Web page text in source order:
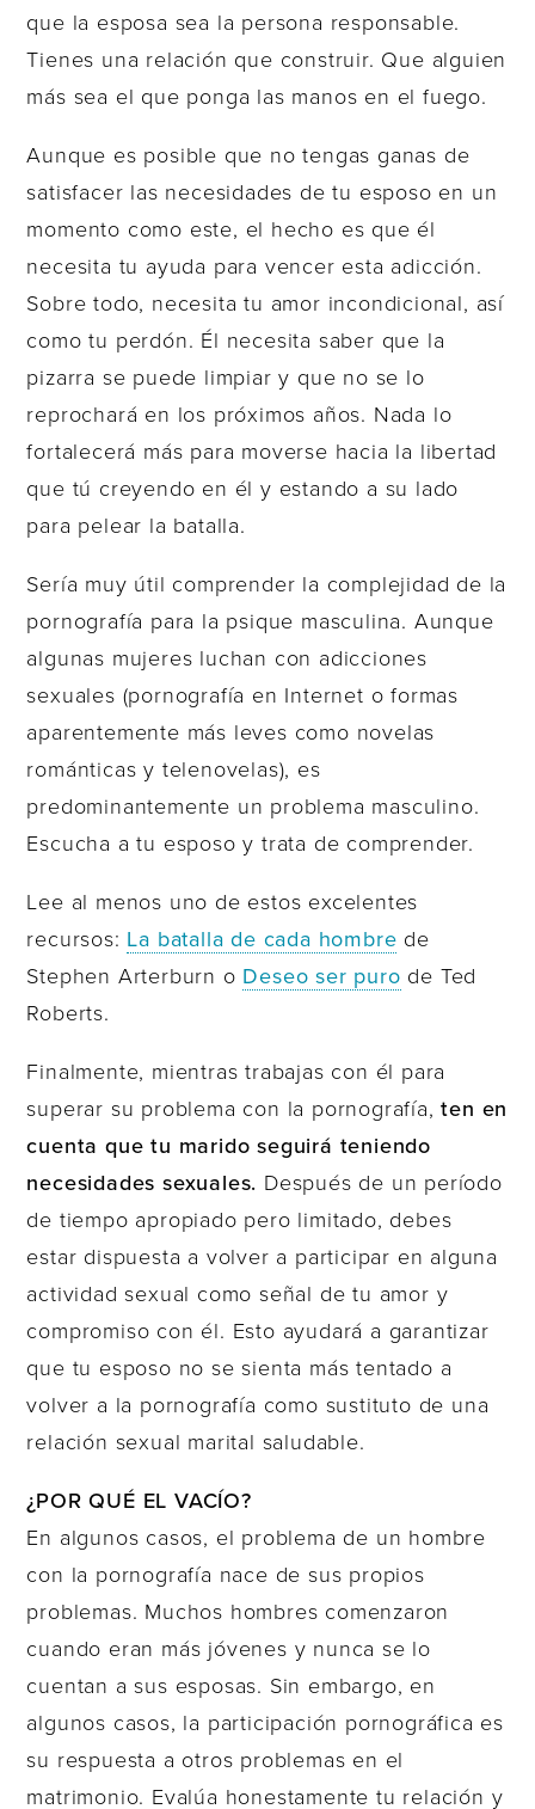
que la esposa sea la persona responsable.
Tienes una relación que construir. Que alguien
más sea el que ponga las manos en el fuego.
Aunque es posible que no tengas ganas de
satisfacer las necesidades de tu esposo en un
momento como este, el hecho es que él
necesita tu ayuda para vencer esta adicción.
Sobre todo, necesita tu amor incondicional, así
como tu perdón. Él necesita saber que la
pizarra se puede limpiar y que no se lo
reprochará en los próximos años. Nada lo
fortalecerá más para moverse hacia la libertad
que tú creyendo en él y estando a su lado
para pelear la batalla.
Sería muy útil comprender la complejidad de la
pornografía para la psique masculina. Aunque
algunas mujeres luchan con adicciones
sexuales (pornografía en Internet o formas
aparentemente más leves como novelas
románticas y telenovelas), es
predominantemente un problema masculino.
Escucha a tu esposo y trata de comprender.
Lee al menos uno de estos excelentes
recursos: La batalla de cada hombre de
Stephen Arterburn o Deseo ser puro de Ted
Roberts.
Finalmente, mientras trabajas con él para
superar su problema con la pornografía,ten en
cuenta que tu marido seguirá teniendo
necesidades sexuales. Después de un período
de tiempo apropiado pero limitado, debes
estar dispuesta a volver a participar en alguna
actividad sexual como señal de tu amor y
compromiso con él. Esto ayudará a garantizar
que tu esposo no se sienta más tentado a
volver a la pornografía como sustituto de una
relación sexual marital saludable.
¿POR QUÉ EL VACÍO?
En algunos casos, el problema de un hombre
con la pornografía nace de sus propios
problemas. Muchos hombres comenzaron
cuando eran más jóvenes y nunca se lo
cuentan a sus esposas. Sin embargo, en
algunos casos, la participación pornográfica es
su respuesta a otros problemas en el
matrimonio. Evalúa honestamente tu relación y